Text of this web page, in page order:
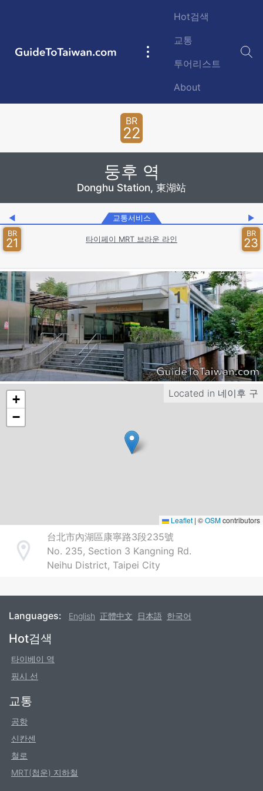
GuideToTaiwan.com
Main
Hot검색
교통
투어리스트
About
BR
22
둥후 역
Donghu Station, 東湖站
◀ 교통서비스
▶
BR
21 타이페이 MRT 브라운 라인
BR
23
Located in 네이후 구
+
−
Leaflet | ©OSMcontributors
Address
台北市內湖區康寧路3段235號
No. 235, Section 3 Kangning Rd.
Neihu District, Taipei City
Languages: English 正體中文 日本語 한국어
Footer
Hot검색
타이베이 역
핑시 선
교통
공항
신칸센
철로
MRT(첩운) 지하철